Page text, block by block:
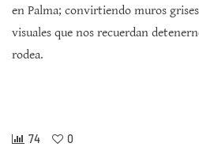
en Palma; convirtiendo muros
visuales que nos recuerdan
rodea.
74 0